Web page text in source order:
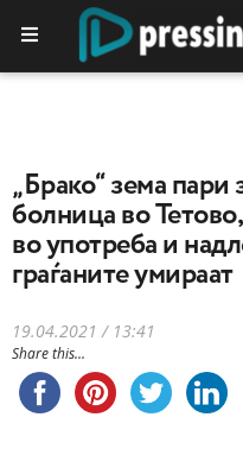
„Брако“ зема пари
болница во
во употреба и
граѓаните умираат
19.04.2021 / 13:41
Share this...